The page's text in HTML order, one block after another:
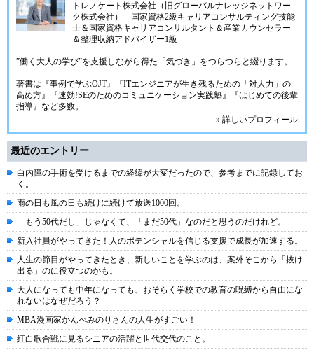
トレノケート株式会社（旧グローバルナレッジネットワー
ク株式会社）
国家資格2級キャリアコンサルティング技能
士＆国家資格キャリアコンサルタント＆産業カウンセラー
＆整理収納アドバイザー1級
”働く大人の学び”を支援しながら得た「気づき」をつらつらと綴ります。
著書は『事例で学ぶOJT』『ITエンジニアが生き残るための「対人力」の
高め方』『速効!SEのためのコミュニケーション実践塾』『はじめての後輩
指導』など多数。
» 詳しいプロフィール
最近のエントリー
白内障の手術を受けるまでの経緯が大変だったので、参考までに記録してお
く。
雨の日も風の日も続けに続けて放送1000回。
「もう50代だし」じゃなくて、「まだ50代」なのだと思うのだけれど。
新入社員がやってきた！人のポテンシャルを信じる支援で成長が加速する。
人生の節目がやってきたとき、新しいことを学ぶのは、案外そこから「抜け
出る」のに役立つのかも。
大人になっても中年になっても、おそらく学校での教育の呪縛から自由にな
れないはなぜだろう？
MBA漫画家かんべみのりさんの人生がすごい！
紅白歌合戦に見るシニアの活躍と世代交代のこと。